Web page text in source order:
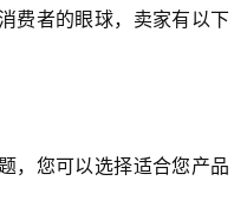
费者的眼球，卖家有以下
，您可以选择适合您产品